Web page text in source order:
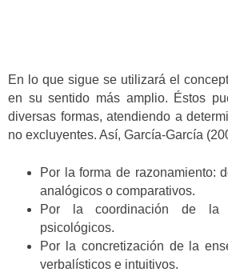
En lo que sigue se utilizará el
en su sentido más amplio. Éstos
diversas formas, atendiendo a
no excluyentes. Así, García-García
Por la forma de razonamiento:
analógicos o comparativos.
Por la coordinación de la
psicológicos.
Por la concretización de la
verbalísticos e intuitivos.